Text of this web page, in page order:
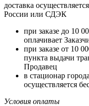
доставка
России или СДЭК
при заказе до 10
оплачивает
при заказе от 10
пункта выдачи
Продавец
в стационар
осуществляется
Условия оплаты